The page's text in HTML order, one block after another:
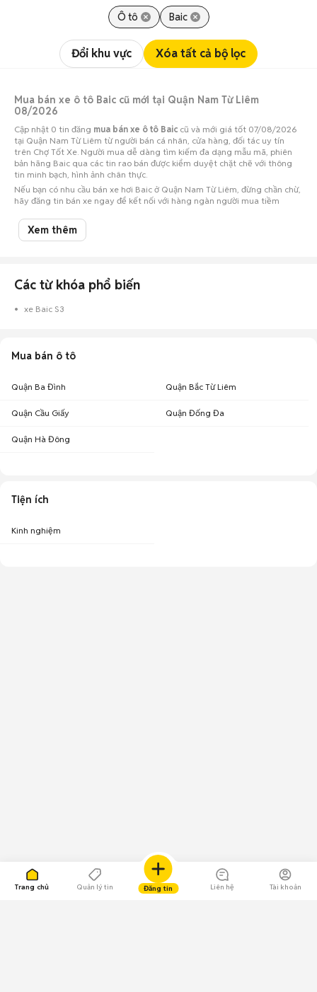
Trang chủ Quản lý tin Đăng tin Liên hệ Tài khoản
Ô tô Baic
Đổi khu vực Xóa tất cả bộ lọc
Mua bán xe ô tô Baic cũ mới tại Quận Nam Từ Liêm
08/2026
Cập nhật 0 tin đăng mua bán xe ô tô Baic cũ và mới giá tốt 07/08/2026
tại Quận Nam Từ Liêm từ người bán cá nhân, cửa hàng, đối tác uy tín
trên Chợ Tốt Xe. Người mua dễ dàng tìm kiếm đa dạng mẫu mã, phiên
bản hãng Baic qua các tin rao bán được kiểm duyệt chặt chẽ với thông
tin minh bạch, hình ảnh chân thực.
Nếu bạn có nhu cầu bán xe hơi Baic ở Quận Nam Từ Liêm, đừng chần chừ,
hãy đăng tin bán xe ngay để kết nối với hàng ngàn người mua tiềm
Xem thêm
Các từ khóa phổ biến
xe Baic S3
Mua bán ô tô
Quận Ba Đình Quận Bắc Từ Liêm
Quận Cầu Giấy Quận Đống Đa
Quận Hà Đông
Tiện ích
Kinh nghiệm